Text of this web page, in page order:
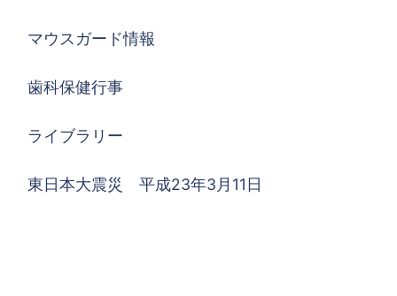
マウスガード情報
歯科保健行事
ライブラリー
東日本大震災 平成23年3月11日